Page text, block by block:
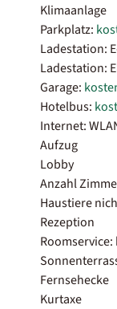
Klimaanlage
Parkplatz:
Ladestation:
Ladestation:
Garage:
Hotelbus:
Internet:
Aufzug
Lobby
Anzahl
Haustiere
Rezeption
Fernsehecke
Kurtaxe